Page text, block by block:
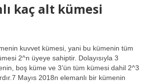
kaç alt kümesi
kuvvet kümesi, yani bu kümenin tüm
2^n üyeye sahiptir. Dolayısıyla 3
boş küme ve 3’ün tüm kümesi dahil 2^3
Mayıs 2018n elemanlı bir kümenin